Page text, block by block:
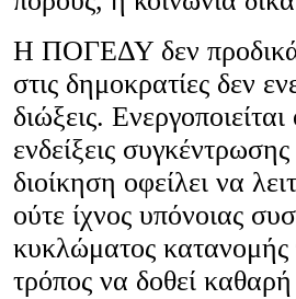
Η ΠΟΓΕΔΥ δεν
στις δημοκρατίες δεν
διώξεις.
ενδείξεις
διοίκηση οφείλει να
ούτε ίχνος υπόνοιας
κυκλώματος κατανομής
τρόπος να δοθεί